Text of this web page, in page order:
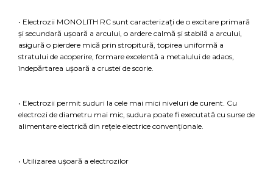
• Electrozii MONOLITH RC sunt caracterizați de o excitare primară
și secundară ușoară a arcului, o ardere calmă și stabilă a arcului,
asigură o pierdere mică prin stropitură, topirea uniformă a
stratului de acoperire, formare excelentă a metalului de adaos,
îndepărtarea ușoară a crustei de scorie.
• Electrozii permit suduri la cele mai mici niveluri de curent. Cu
electrozi de diametru mai mic, sudura poate fi executată cu surse de
alimentare electrică din rețele electrice convenționale.
• Utilizarea ușoară a electrozilor